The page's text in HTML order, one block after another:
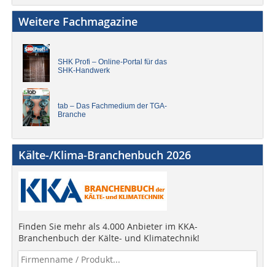
Weitere Fachmagazine
SHK Profi – Online-Portal für das
SHK-Handwerk
tab – Das Fachmedium der TGA-
Branche
Kälte-/Klima-Branchenbuch 2026
Finden Sie mehr als 4.000 Anbieter im KKA-
Branchenbuch der Kälte- und Klimatechnik!